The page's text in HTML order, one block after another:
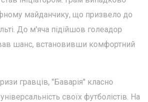
майданчику, що призвело до
До м'яча підійшов голеадор
шанс, встановивши комфортний
гравців, "Баварія" класно
своїх футболістів. На